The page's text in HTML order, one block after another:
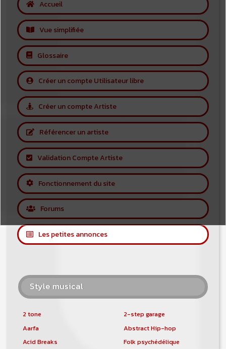
Accueil
Vue simplifiée
Glossaire
Créer un compte Utilisateur libre
Créer un compte Artiste
Référencer un artiste
Validation Compte Artiste
Fonctionnement du site
Forums
Les petites annonces
Style musical
2 tone
2-step garage
Aarfa
Abstract Hip-hop
Acid Breaks
Folk psychédélique